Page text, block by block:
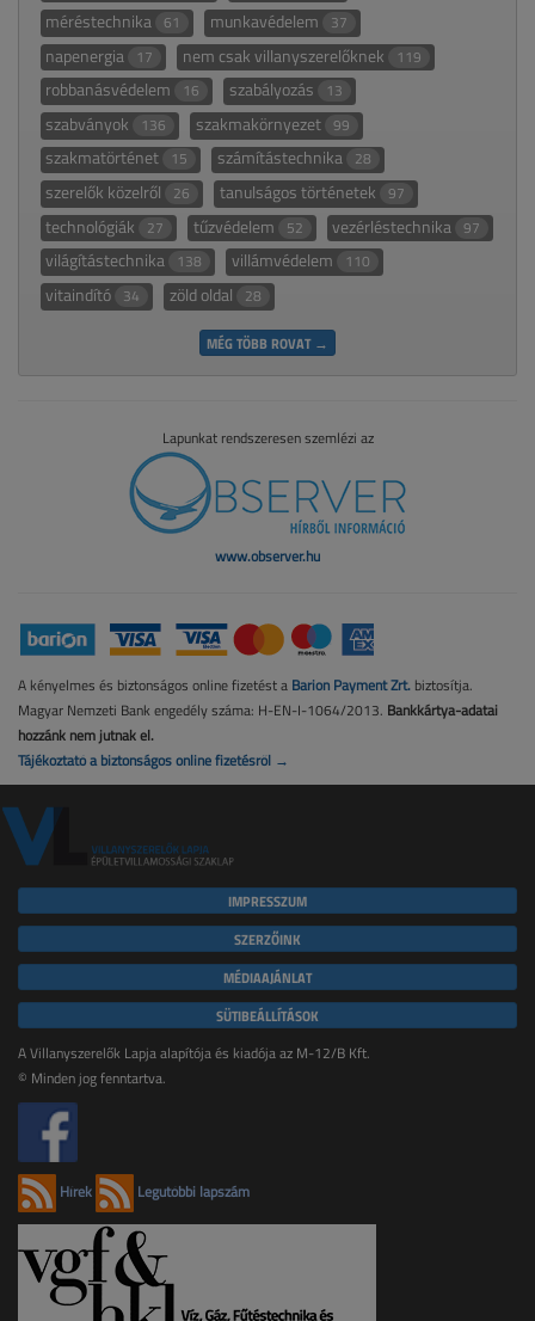
méréstechnika 61 munkavédelem 37
napenergia 17 nem csak villanyszerelőknek 119
robbanásvédelem 16 szabályozás 13
szabványok 136 szakmakörnyezet 99
szakmatörténet 15 számítástechnika 28
szerelők közelről 26 tanulságos történetek 97
technológiák 27 tűzvédelem 52 vezérléstechnika 97
világítástechnika 138 villámvédelem 110
vitaindító 34 zöld oldal 28
MÉG TÖBB ROVAT →
Lapunkat rendszeresen szemlézi az
www.observer.hu
A kényelmes és biztonságos online fizetést a Barion Payment Zrt. biztosítja.
Magyar Nemzeti Bank engedély száma: H-EN-I-1064/2013. Bankkártya-adatai
hozzánk nem jutnak el.
Tájékoztató a biztonságos online fizetésről →
IMPRESSZUM
SZERZŐINK
MÉDIAAJÁNLAT
SÜTIBEÁLLÍTÁSOK
A Villanyszerelők Lapja alapítója és kiadója az M-12/B Kft.
© Minden jog fenntartva.
Hírek Legutóbbi lapszám